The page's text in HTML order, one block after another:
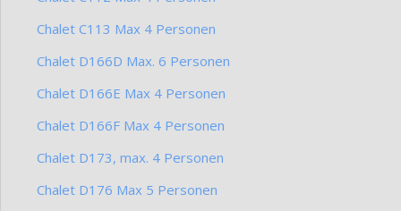
Chalet C113 Max 4 Personen
Chalet D166D Max. 6 Personen
Chalet D166E Max 4 Personen
Chalet D166F Max 4 Personen
Chalet D173, max. 4 Personen
Chalet D176 Max 5 Personen